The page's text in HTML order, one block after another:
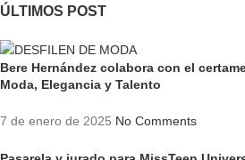
ÚLTIMOS POST
Bere Hernández colabora con el
Moda, Elegancia y Talento
7 de enero de 2025 No Comments